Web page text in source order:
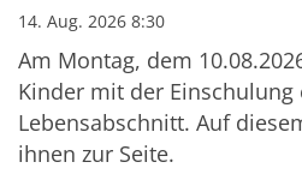
14. Aug. 2026 8:30
Am Montag, dem
Kinder mit der Einschulung
Lebensabschnitt. Auf
ihnen zur Seite.